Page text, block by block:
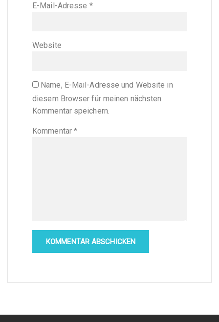
E-Mail-Adresse *
Website
Name, E-Mail-Adresse und Website in
diesem Browser für meinen nächsten
Kommentar speichern.
Kommentar *